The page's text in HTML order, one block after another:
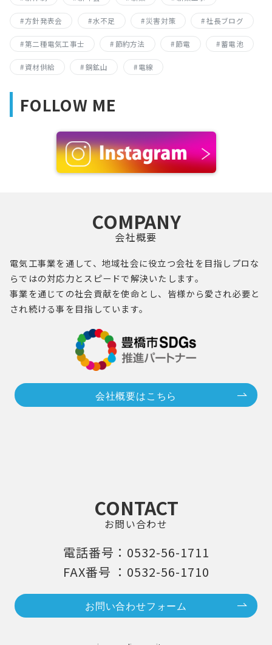
方針発表会 水不足 災害対策 社長ブログ
第二種電気工事士 節約方法 節電 蓄電池
資材供給 銅鉱山 電線
FOLLOW ME
COMPANY
会社概要
電気工事業を通して、地域社会に役立つ会社を目指し プロ な
らではの対応力とスピードで解決いたします。
事業を通じての社会貢献を使命とし、 皆様から愛され必要と
され続ける事を目指しています。
会社概要はこちら
CONTACT
お問い合わせ
電話番号：0532-56-1711
FAX番号 ：0532-56-1710
お問い合わせフォーム